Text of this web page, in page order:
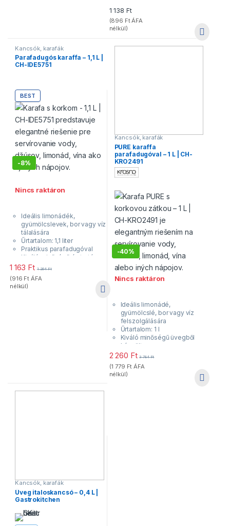
1 138 Ft
(896 FtÁFA
nélkül)
Kancsók, karafák
Parafadugós karaffa – 1,1 L |
CH-IDE5751
BEST
-8%
Nincs raktáron
Ideális limonádék,
gyümölcslevek, bor vagy víz
tálalására
Űrtartalom: 1,1 liter
Praktikus parafadugóval
Kiváló minőségű és tartós
üvegből készült
1 163 Ft 1 264Ft
(916 Ft ÁFA
nélkül)
Kancsók, karafák
PURE karaffa
parafadugóval – 1 L | CH-
KRO2491
-40%
Nincs raktáron
Ideális limonádé,
gyümölcslé, bor vagy víz
felszolgálására
Űrtartalom: 1 l
Kiváló minőségű üvegből
készült
Praktikus parafadugóval
2 260 Ft 3 784Ft
(1 779 Ft ÁFA
nélkül)
Kancsók, karafák
Üveg italoskancsó – 0,4 L |
Gastrokitchen